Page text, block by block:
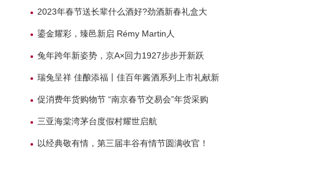
2023年春节送长辈什么酒好?劲酒新春礼盒大
鎏金耀彩，臻邑新启 Rémy Martin人
兔年跨年新姿势，京A×回力1927步步开新跃
瑞兔呈祥 佳酿添福丨佳百年酱酒系列上市礼献新
促消费年货购物节 “南京春节交易会”年货采购
三亚海棠湾茅台度假村耀世启航
以经典敬有情，第三届丰谷有情节圆满收官！